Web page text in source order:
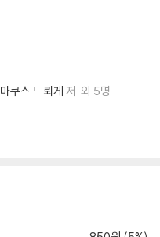
마쿠스 드뢰게 저 외 5명